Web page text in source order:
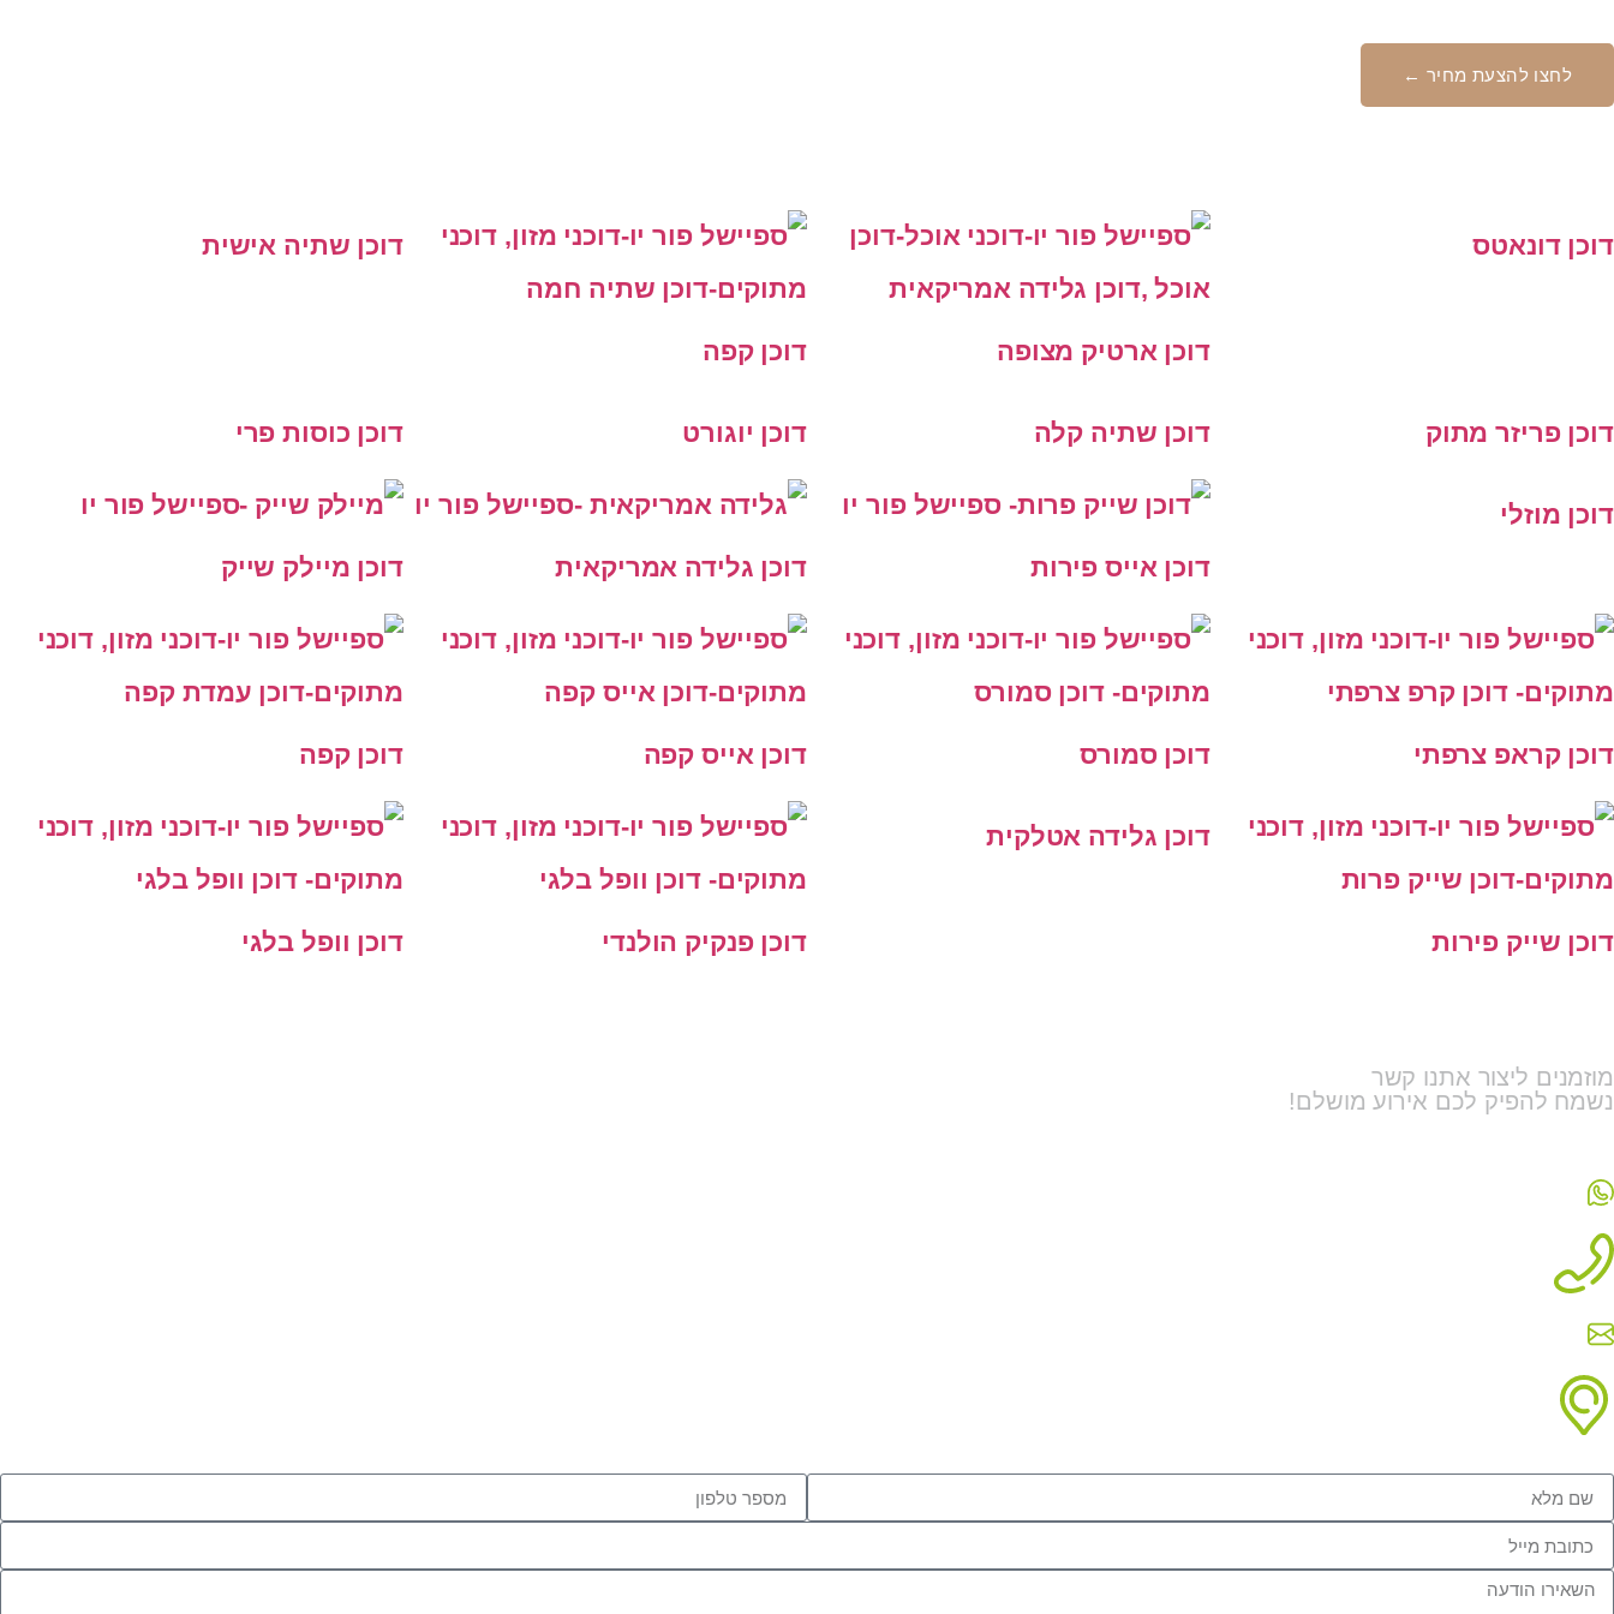
לחצו להצעת מחיר ←
דוכן דונאטס
דוכן ארטיק מצופה דוכן קפה
דוכן שתיה אישית
דוכן פריזר מתוק דוכן שתיה קלה דוכן יוגורט דוכן כוסות פרי
דוכן מוזלי
דוכן אייס פירות
דוכן גלידה אמריקאית דוכן מיילק שייק
דוכן קראפ צרפתי דוכן סמורס דוכן אייס קפה דוכן קפה
דוכן שייק פירות
דוכן גלידה אטלקית
דוכן פנקיק הולנדי דוכן וופל בלגי
מוזמנים ליצור אתנו קשר
נשמח להפיק לכם אירוע מושלם!